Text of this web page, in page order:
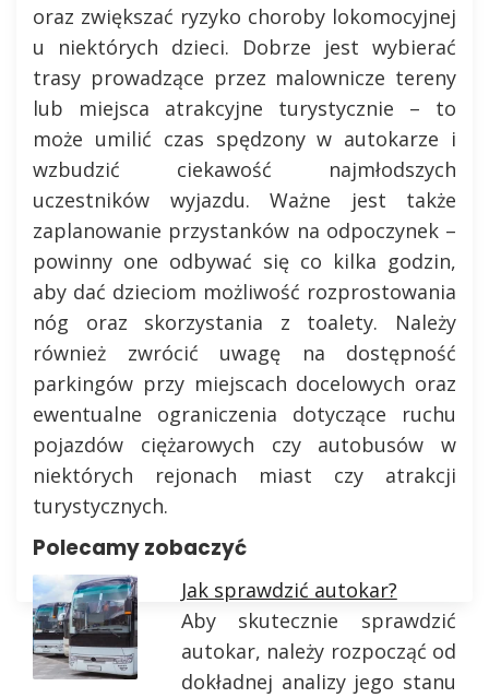
oraz zwiększać ryzyko choroby lokomocyjnej
u niektórych dzieci. Dobrze jest wybierać
trasy prowadzące przez malownicze tereny
lub miejsca atrakcyjne turystycznie – to
może umilić czas spędzony w autokarze i
wzbudzić ciekawość najmłodszych
uczestników wyjazdu. Ważne jest także
zaplanowanie przystanków na odpoczynek –
powinny one odbywać się co kilka godzin,
aby dać dzieciom możliwość rozprostowania
nóg oraz skorzystania z toalety. Należy
również zwrócić uwagę na dostępność
parkingów przy miejscach docelowych oraz
ewentualne ograniczenia dotyczące ruchu
pojazdów ciężarowych czy autobusów w
niektórych rejonach miast czy atrakcji
turystycznych.
Polecamy zobaczyć
Jak sprawdzić autokar?
Aby skutecznie sprawdzić
autokar, należy rozpocząć od
dokładnej analizy jego stanu